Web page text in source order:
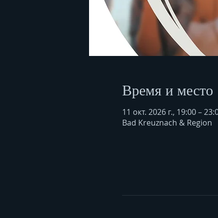
Время и место
11 окт. 2026 г., 19:00 –
Bad Kreuznach & Region